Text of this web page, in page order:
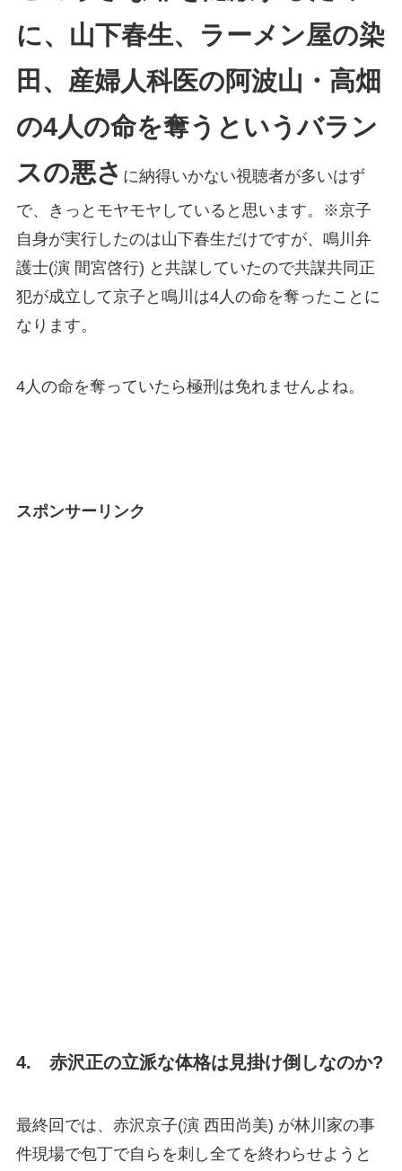
に、山下春生、ラーメン屋の染
田、産婦人科医の阿波山・高畑
の4人の命を奪うというバラン
スの悪さ に納得いかない視聴者が多いはず
で、きっとモヤモヤしていると思います。※京子
自身が実行したのは山下春生だけですが、鳴川弁
護士(演 間宮啓行) と共謀していたので共謀共同正
犯が成立して京子と鳴川は4人の命を奪ったことに
なります。
4人の命を奪っていたら極刑は免れませんよね。
スポンサーリンク
4. 赤沢正の立派な体格は見掛け倒しなのか?
最終回では、赤沢京子(演 西田尚美) が林川家の事
件現場で包丁で自らを刺し全てを終わらせようと